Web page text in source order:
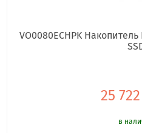
VO0080ECHPK Накопитель
25
в